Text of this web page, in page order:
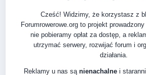
Cześć! Widzimy, że korzystasz z
Forumrowerowe.org to projekt
nie pobieramy opłat za dostęp, a
utrzymać serwery, rozwijać forum i
działania.
Reklamy u nas są nienachalne i